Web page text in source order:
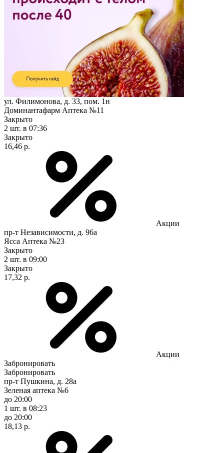
ул. Филимонова, д. 33, пом. 1н
Доминантафарм Аптека №11
Закрыто
2 шт. в 07:36
Закрыто
16,46 р.
Акции
пр-т Независимости, д. 96а
Ясса Аптека №23
Закрыто
2 шт. в 09:00
Закрыто
17,32 р.
Акции
Забронировать
Забронировать
пр-т Пушкина, д. 28а
Зеленая аптека №6
до 20:00
1 шт. в 08:23
до 20:00
18,13 р.